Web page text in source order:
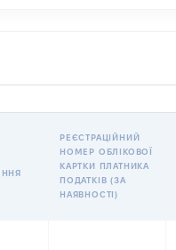
РЕЄСТРАЦІЙНИЙ
НОМЕР ОБЛІКОВОЇ
КАРТКИ ПЛАТНИКА
ПОДАТКІВ (ЗА
НАЯВНОСТІ)